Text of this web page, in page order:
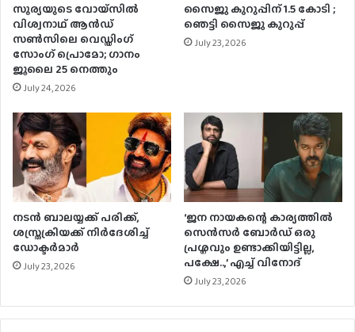
സൂര്യയുടെ വോയ്‌സിൽ
വിശ്വനാഥ് ആൻഡ്
സൺസിലെ വെഡ്ഡിംഗ്
സോംഗ് പ്രൊമോ; ഗാനം
ജൂലൈ 25 നെത്തും
July 24, 2026
സൈജു കുറുപ്പിന് 1.5 കോടി ;
ഞെട്ടി സൈജു കുറുപ്പ്
July 23, 2026
നടന്‍ ബാലയ്യക്ക് പരിക്ക്,
ശസ്ത്രക്രിയക്ക് നിര്‍ദേശിച്ച്
ഡോക്ടര്‍മാര്‍
July 23, 2026
‘ജന നായകന്റെ കാര്യത്തിൽ
സെൻസർ ബോർഡ് ഒരു
പ്രശ്നവും ഉണ്ടാക്കിയിട്ടില്ല,
പക്ഷേ..,’ എച്ച് വിനോദ്
July 23, 2026